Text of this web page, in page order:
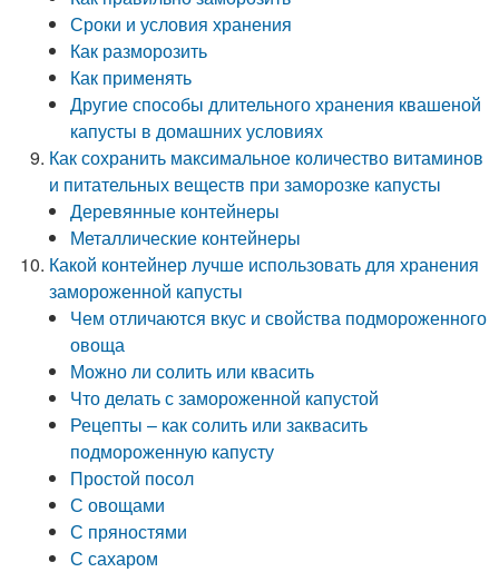
Сроки и условия хранения
Как разморозить
Как применять
Другие способы длительного хранения квашеной
капусты в домашних условиях
Как сохранить максимальное количество витаминов
и питательных веществ при заморозке капусты
Деревянные контейнеры
Металлические контейнеры
Какой контейнер лучше использовать для хранения
замороженной капусты
Чем отличаются вкус и свойства подмороженного
овоща
Можно ли солить или квасить
Что делать с замороженной капустой
Рецепты – как солить или заквасить
подмороженную капусту
Простой посол
С овощами
С пряностями
С сахаром